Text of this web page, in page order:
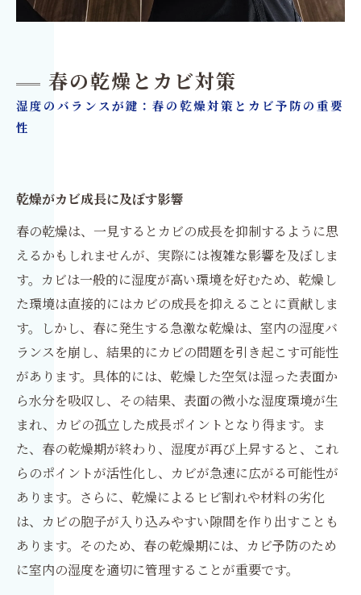
春の乾燥とカビ対策
湿度のバランスが鍵：春の乾燥対策とカビ予防の重要
性
乾燥がカビ成長に及ぼす影響
春の乾燥は、一見するとカビの成長を抑制するように思
えるかもしれませんが、実際には複雑な影響を及ぼしま
す。カビは一般的に湿度が高い環境を好むため、乾燥し
た環境は直接的にはカビの成長を抑えることに貢献しま
す。しかし、春に発生する急激な乾燥は、室内の湿度バ
ランスを崩し、結果的にカビの問題を引き起こす可能性
があります。具体的には、乾燥した空気は湿った表面か
ら水分を吸収し、その結果、表面の微小な湿度環境が生
まれ、カビの孤立した成長ポイントとなり得ます。ま
た、春の乾燥期が終わり、湿度が再び上昇すると、これ
らのポイントが活性化し、カビが急速に広がる可能性が
あります。さらに、乾燥によるヒビ割れや材料の劣化
は、カビの胞子が入り込みやすい隙間を作り出すことも
あります。そのため、春の乾燥期には、カビ予防のため
に室内の湿度を適切に管理することが重要です。